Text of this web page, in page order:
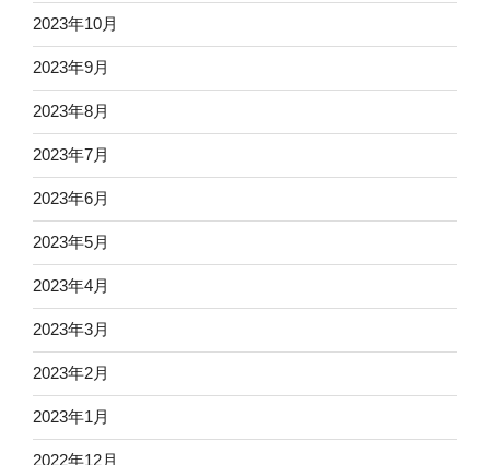
2023年10月
2023年9月
2023年8月
2023年7月
2023年6月
2023年5月
2023年4月
2023年3月
2023年2月
2023年1月
2022年12月